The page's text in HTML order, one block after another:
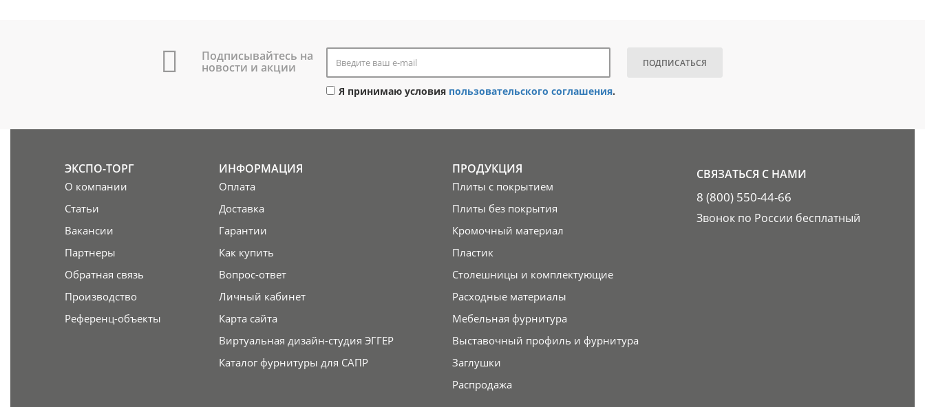
Подписывайтесь на
новости и акции ПОДПИСАТЬСЯ
Я принимаю условия пользовательского соглашения.
ЭКСПО-ТОРГ
О компании
Статьи
Вакансии
Партнеры
Обратная связь
Производство
Референц-объекты
ИНФОРМАЦИЯ
Оплата
Доставка
Гарантии
Как купить
Вопрос-ответ
Личный кабинет
Карта сайта
Виртуальная дизайн-студия ЭГГЕР
Каталог фурнитуры для САПР
ПРОДУКЦИЯ
Плиты с покрытием
Плиты без покрытия
Кромочный материал
Пластик
Столешницы и комплектующие
Расходные материалы
Мебельная фурнитура
Выставочный профиль и фурнитура
Заглушки
Распродажа
СВЯЗАТЬСЯ С НАМИ
8 (800) 550-44-66
Звонок по России бесплатный